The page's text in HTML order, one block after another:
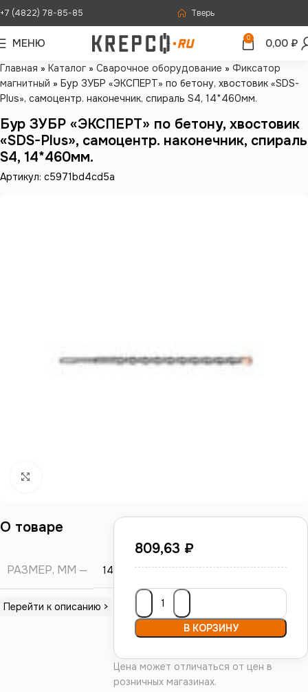
+7 (4822) 78-85-85 Тверь
МЕНЮ 0 0,00 ₽
Главная » Каталог » Сварочное оборудование » Фиксатор
магнитный » Бур ЗУБР «ЭКСПЕРТ» по бетону, хвостовик «SDS-
Plus», самоцентр. наконечник, спираль S4, 14*460мм.
Бур ЗУБР «ЭКСПЕРТ» по бетону, хвостовик
«SDS-Plus», самоцентр. наконечник, спираль
S4, 14*460мм.
Артикул: c5971bd4cd5a
809,63 ₽
В КОРЗИНУ
Цена может отличаться от цен в
розничных магазинах.
О товаре
РАЗМЕР, ММ 14*460
Перейти к описанию >